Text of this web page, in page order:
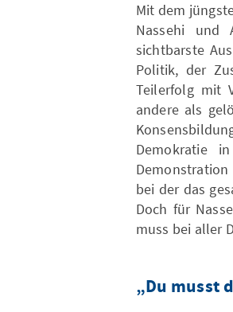
Mit dem
Nassehi und
sichtbarste
Politik, der
Teilerfolg mit
andere als
Demokratie
bei der das
Doch für
muss bei aller
„Du musst